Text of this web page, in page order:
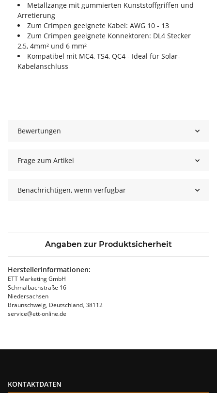
Metallzange mit gummierten Kunststoffgriffen und
Arretierung
Zum Crimpen geeignete Kabel: AWG 10 - 13
Zum Crimpen geeignete Konnektoren: DL4 Stecker
2,5, 4mm² und 6 mm²
Kompatibel mit MC4, TS4, QC4 - Ideal für Solar-
Kabelanschluss
Bewertungen
Frage zum Artikel
Benachrichtigen, wenn verfügbar
Angaben zur Produktsicherheit
Herstellerinformationen:
ETT Marketing GmbH
Schmalbachstraße 16
Niedersachsen
Braunschweig, Deutschland, 38112
service@ett-online.de
KONTAKTDATEN